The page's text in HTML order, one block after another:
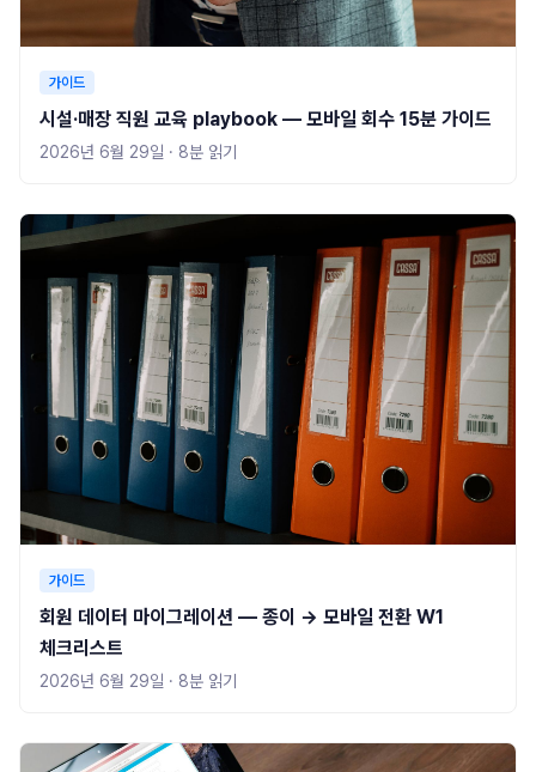
가이드
시설·매장 직원 교육 playbook — 모바일 회수 15분 가이드
2026년 6월 29일 · 8분 읽기
가이드
회원 데이터 마이그레이션 — 종이 → 모바일 전환 W1
체크리스트
2026년 6월 29일 · 8분 읽기